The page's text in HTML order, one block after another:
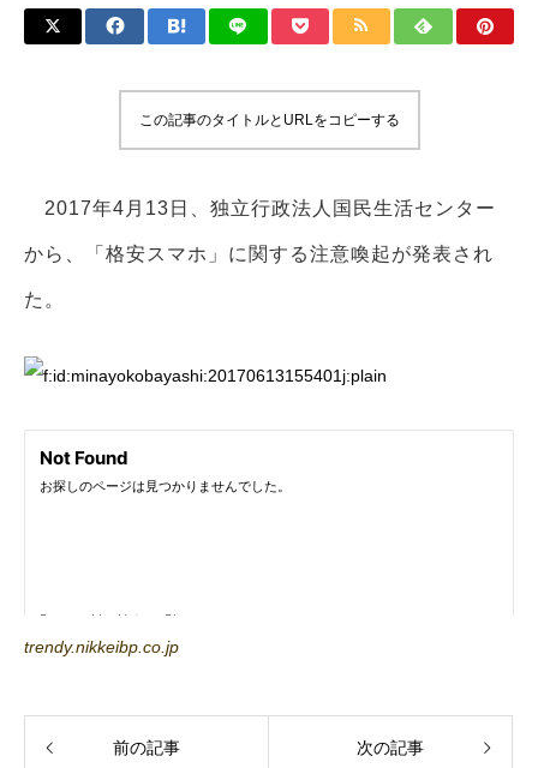
この記事のタイトルとURLをコピーする
2017年4月13日、独立行政法人国民生活センター
から、「格安スマホ」に関する注意喚起が発表され
た。
trendy.nikkeibp.co.jp
前の記事 次の記事